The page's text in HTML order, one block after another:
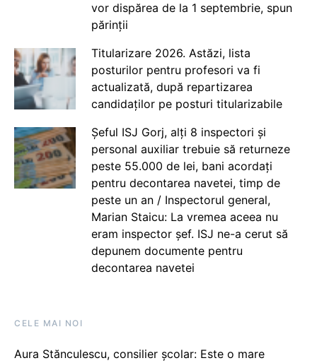
vor dispărea de la 1 septembrie, spun
părinții
Titularizare 2026. Astăzi, lista
posturilor pentru profesori va fi
actualizată, după repartizarea
candidaților pe posturi titularizabile
Șeful ISJ Gorj, alți 8 inspectori și
personal auxiliar trebuie să returneze
peste 55.000 de lei, bani acordați
pentru decontarea navetei, timp de
peste un an / Inspectorul general,
Marian Staicu: La vremea aceea nu
eram inspector șef. ISJ ne-a cerut să
depunem documente pentru
decontarea navetei
CELE MAI NOI
Aura Stănculescu, consilier școlar: Este o mare